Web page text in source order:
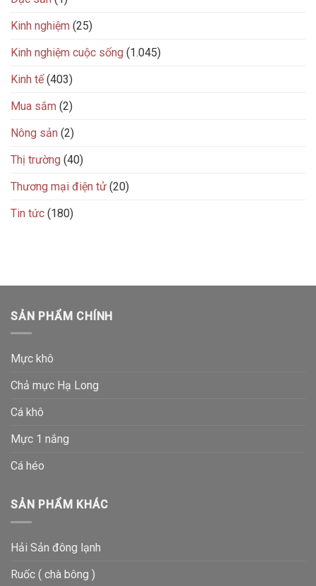
Kinh nghiệm (25)
Kinh nghiệm cuộc sống (1.045)
Kinh tế(403)
Mua sắm (2)
Nông sản (2)
Thị trường (40)
Thương mại điện tử (20)
Tin tức (180)
SẢN PHẨM CHÍNH
Mực khô
Chả mực Hạ Long
Cá khô
Mực 1 nắng
Cá héo
SẢN PHẨM KHÁC
Hải Sản đông lạnh
Ruốc ( chà bông )